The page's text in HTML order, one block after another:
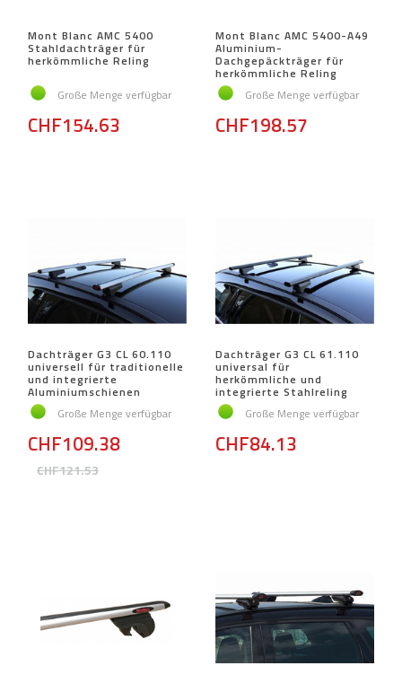
Mont Blanc AMC 5400
Stahldachträger für
herkömmliche Reling
Große Menge verfügbar
CHF154.63
Mont Blanc AMC 5400-A49
Aluminium-
Dachgepäckträger für
herkömmliche Reling
Große Menge verfügbar
CHF198.57
Dachträger G3 CL 60.110
universell für traditionelle
und integrierte
Aluminiumschienen
Große Menge verfügbar
CHF121.53
CHF109.38
Dachträger G3 CL 61.110
universal für
herkömmliche und
integrierte Stahlreling
Große Menge verfügbar
CHF84.13